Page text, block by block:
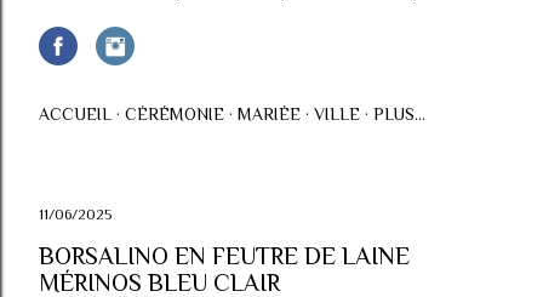
ACCUEIL CÉRÉMONIE MARIÉE VILLE PLUS…
11/06/2025
BORSALINO EN FEUTRE DE LAINE
MÉRINOS BLEU CLAIR